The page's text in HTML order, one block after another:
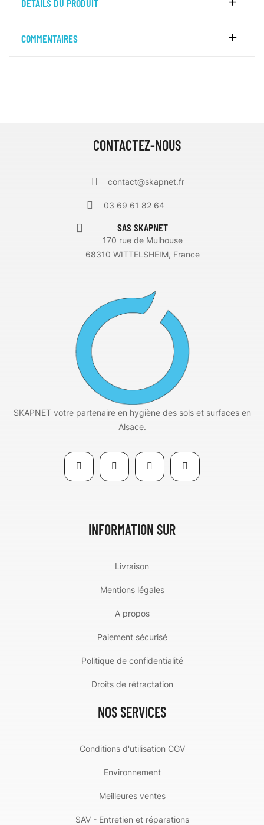
DÉTAILS DU PRODUIT
COMMENTAIRES
CONTACTEZ-NOUS
contact@skapnet.fr
03 69 61 82 64
SAS SKAPNET
170 rue de Mulhouse
68310 WITTELSHEIM, France
SKAPNET votre partenaire en hygiène des sols et surfaces en
Alsace.
INFORMATION SUR
Livraison
Mentions légales
A propos
Paiement sécurisé
Politique de confidentialité
Droits de rétractation
NOS SERVICES
Conditions d'utilisation CGV
Environnement
Meilleures ventes
SAV - Entretien et réparations